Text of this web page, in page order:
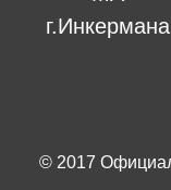
г.Инкермана
© 2017